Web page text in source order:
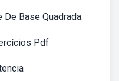
Base Quadrada.
Pdf